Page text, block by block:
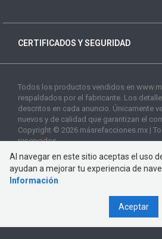
CERTIFICADOS Y SEGURIDAD
Todos los productos vendidos en
respaldados por el fabricante. Los
descritos en cada anuncio. Únicamente
nuevos y de calidad que garantizan el
Copyright © 2026 másrefacciones.mx |
reservados
Al navegar en este sitio aceptas el uso
ayudan a mejorar tu experiencia de
Información
Aceptar